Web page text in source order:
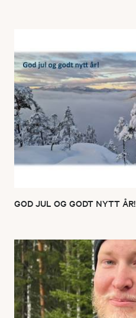
GOD JUL OG GODT NYTT ÅR!